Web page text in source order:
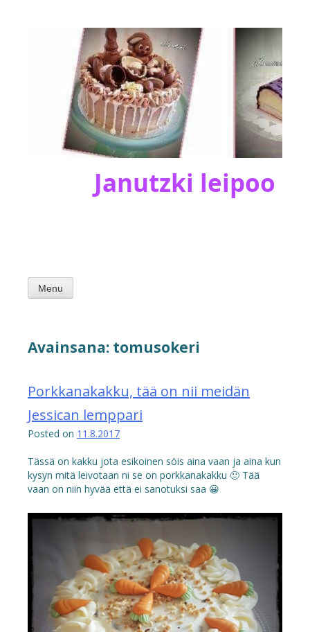
Janutzki leipoo
Menu
Avainsana: tomusokeri
Porkkanakakku, tää on nii meidän
Jessican lemppari
Posted on 11.8.2017
Tässä on kakku jota esikoinen söis aina vaan ja aina kun
kysyn mitä leivotaan ni se on porkkanakakku 🙂 Tää
vaan on niin hyvää että ei sanotuksi saa 😀